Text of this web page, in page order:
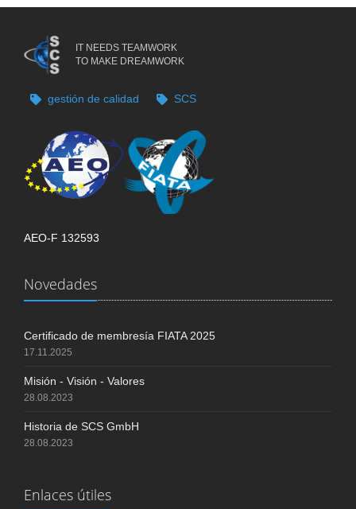
IT NEEDS TEAMWORK
TO MAKE DREAMWORK
gestión de calidad SCS
AEO-F 132593
Novedades
Certificado de membresía FIATA 2025
17.11.2025
Misión - Visión - Valores
28.08.2023
Historia de SCS GmbH
28.08.2023
Enlaces útiles